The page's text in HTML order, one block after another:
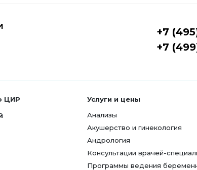
+7
+7
ЦИР
Услуги и цены
Анализы
Акушерство и гинекология
Андрология
Консультации врачей-
Программы ведения